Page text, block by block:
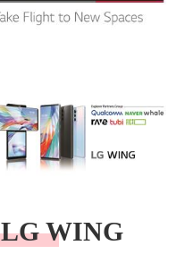
LG WING